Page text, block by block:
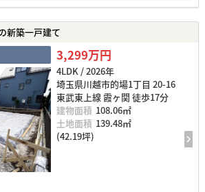
新築一戸建て
3,299万円
4LDK / 2026年
埼玉県川越市的場1丁目 20-16
東武東上線 霞ヶ関 徒歩17分
建物面積 108.06㎡
土地面積 139.48㎡
(42.19坪)